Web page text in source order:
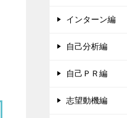
インターン編
自己分析編
自己ＰＲ編
志望動機編